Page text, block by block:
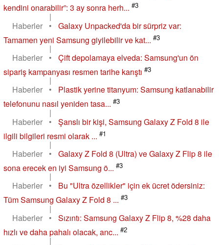
kendini onarabilir”: 3 ay sonra herh... #3
|
Haberler
•
Galaxy Unpacked'da bir sürpriz var:
Tamamen yeni Samsung giyilebilir ve kat... #3
|
Haberler
•
Çift depolamaya elveda: Samsung'un ön
sipariş kampanyası resmen tarihe karıştı #3
|
Haberler
•
Plastik yerine titanyum: Samsung katlanabilir
telefonunu nasıl yeniden tasa... #3
|
Haberler
•
Şanslı bir kişi, Samsung Galaxy Z Fold 8 ile
ilgili bilgileri resmi olarak ... #1
|
Haberler
•
Galaxy Z Fold 8 (Ultra) ve Galaxy Z Flip 8 ile
sona erecek en iyi Samsung ö... #3
|
Haberler
•
Bu "Ultra özellikler" için ek ücret ödersiniz:
Tüm Samsung Galaxy Z Fold 8 ... #3
|
Haberler
•
Sızıntı: Samsung Galaxy Z Flip 8, %28 daha
hızlı ve daha pahalı olacak, anc... #2
|